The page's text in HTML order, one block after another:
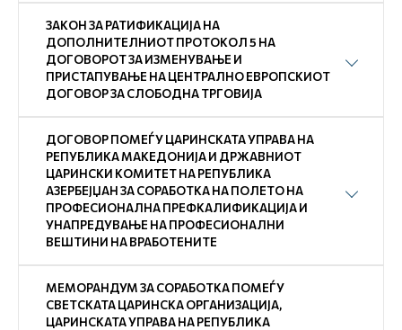
Контакт
Е-Весник
ЗАКОН ЗА РАТИФИКАЦИЈА НА
ДОПОЛНИТЕЛНИОТ ПРОТОКОЛ 5 НА
ДОГОВОРОТ ЗА ИЗМЕНУВАЊЕ И
ПРИСТАПУВАЊЕ НА ЦЕНТРАЛНО ЕВРОПСКИОТ
ДОГОВОР ЗА СЛОБОДНА ТРГОВИЈА
ДОГОВОР ПОМЕЃУ ЦАРИНСКАТА УПРАВА НА
РЕПУБЛИКА МАКЕДОНИЈА И ДРЖАВНИОТ
ЦАРИНСКИ КОМИТЕТ НА РЕПУБЛИКА
АЗЕРБЕЈЏАН ЗА СОРАБОТКА НА ПОЛЕТО НА
ПРОФЕСИОНАЛНА ПРЕФКАЛИФИКАЦИЈА И
УНАПРЕДУВАЊЕ НА ПРОФЕСИОНАЛНИ
ВЕШТИНИ НА ВРАБОТЕНИТЕ
МЕМОРАНДУМ ЗА СОРАБОТКА ПОМЕЃУ
СВЕТСКАТА ЦАРИНСКА ОРГАНИЗАЦИЈА,
ЦАРИНСКАТА УПРАВА НА РЕПУБЛИКА